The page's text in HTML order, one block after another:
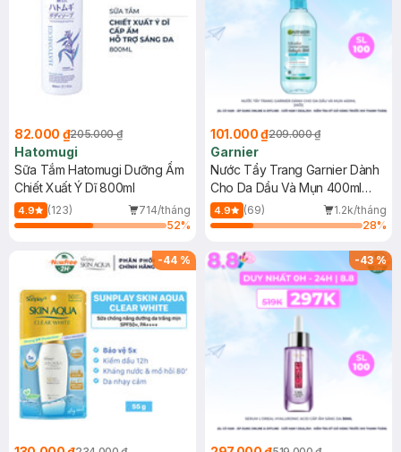
82.000 ₫205.000 ₫
Hatomugi
Sữa Tắm Hatomugi Dưỡng Ẩm
Chiết Xuất Ý Dĩ 800ml
4.9 (123)
714/tháng
52%
101.000 ₫209.000 ₫
Garnier
Nước Tẩy Trang Garnier Dành
Cho Da Dầu Và Mụn 400ml
(Mới)
4.9 (69)
1.2k/tháng
28%
-44 % -43%